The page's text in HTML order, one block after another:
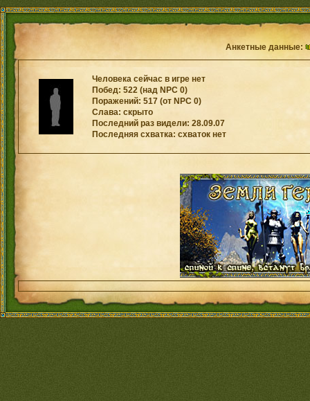
Анкетные данные:
Человека сейчас в игре нет
Побед: 522 (над NPC 0)
Поражений: 517 (от NPC 0)
Слава: скрыто
Последний раз видели: 28.09.07
Последняя схватка: схваток нет